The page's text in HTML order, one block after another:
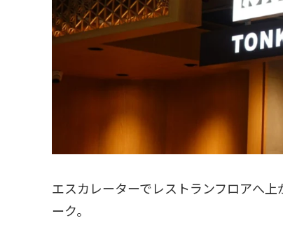
エスカレーターでレストランフロアへ
ーク。